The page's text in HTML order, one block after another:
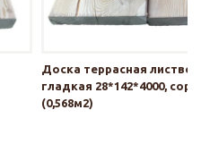
Доска террасная
гладкая 28*142*4000,
(0,568м2)